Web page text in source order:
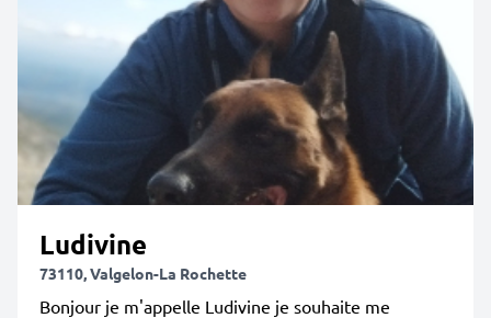
Ludivine
73110, Valgelon-La Rochette
Bonjour je m'appelle Ludivine je souhaite me